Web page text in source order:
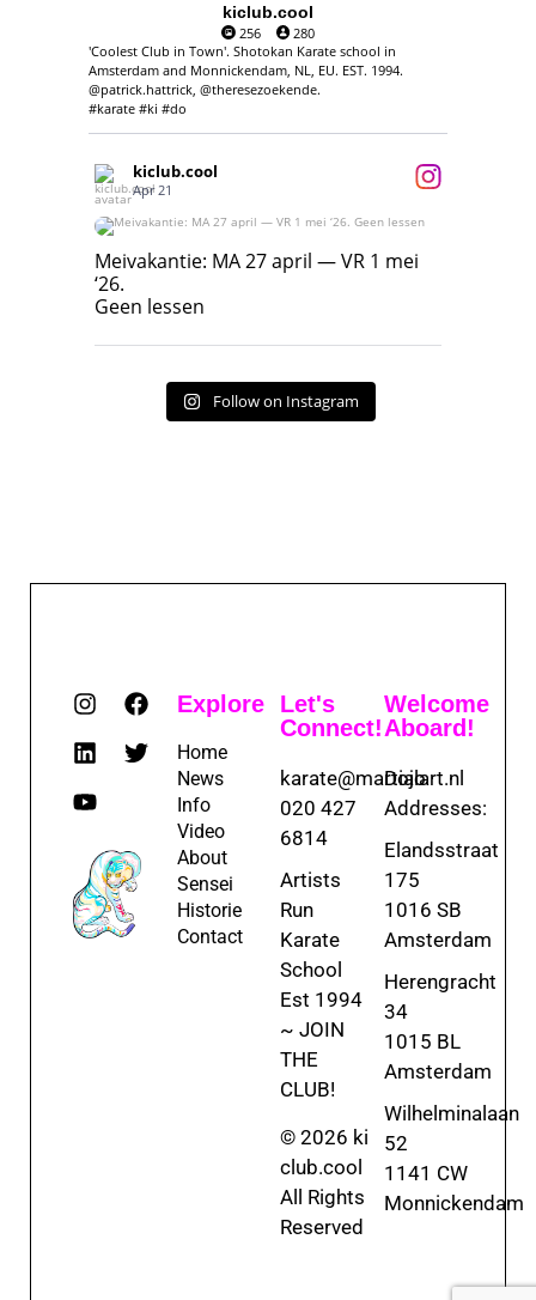
kiclub.cool
256
280
'Coolest Club in Town'. Shotokan Karate school in
Amsterdam and Monnickendam, NL, EU. EST. 1994.
@patrick.hattrick, @theresezoekende.
#karate #ki #do
kiclub.cool
Apr 21
Meivakantie: MA 27 april — VR 1 mei ‘26.
Geen lessen
Meivakantie: MA 27 april — VR 1 mei
‘26.
Geen lessen
Follow on Instagram
Explore
Home
News
Info
Video
About
Sensei
Historie
Contact
Let's
Connect!
karate@martialart.nl
020 427
6814
Artists
Run
Karate
School
Est 1994
~ JOIN
THE
CLUB!
© 2026 ki
club.cool
All Rights
Reserved
Welcome
Aboard!
Dojo
Addresses:
Elandsstraat
175
1016 SB
Amsterdam
Herengracht
34
1015 BL
Amsterdam
Wilhelminalaan
52
1141 CW
Monnickendam